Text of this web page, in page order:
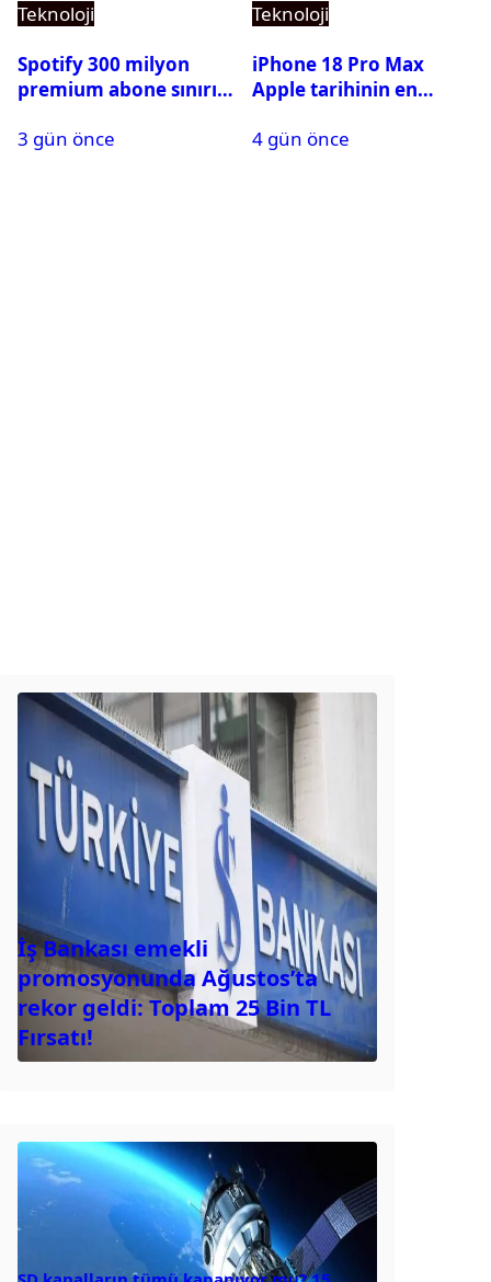
Teknoloji
Spotify 300 milyon
premium abone sınırını
3 gün önce
Teknoloji
iPhone 18 Pro Max
Apple tarihinin en
4 gün önce
İş Bankası emekli
promosyonunda Ağustos’ta
rekor geldi: Toplam 25 Bin TL
Fırsatı!